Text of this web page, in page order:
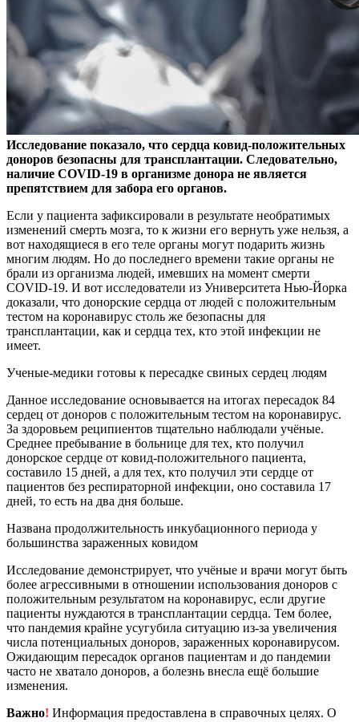
Исследование показало, что сердца ковид-положительных
доноров безопасны для трансплантации. Следовательно,
наличие COVID-19 в организме донора не является
препятствием для забора его органов.
Если у пациента зафиксировали в результате необратимых
изменений смерть мозга, то к жизни его вернуть уже нельзя, а
вот находящиеся в его теле органы могут подарить жизнь
многим людям. Но до последнего времени такие органы не
брали из организма людей, имевших на момент смерти
COVID-19. И вот исследователи из Университета Нью-Йорка
доказали, что донорские сердца от людей с положительным
тестом на коронавирус столь же безопасны для
трансплантации, как и сердца тех, кто этой инфекции не
имеет.
Ученые-медики готовы к пересадке свиных сердец людям
Данное исследование основывается на итогах пересадок 84
сердец от доноров с положительным тестом на коронавирус.
За здоровьем реципиентов тщательно наблюдали учёные.
Среднее пребывание в больнице для тех, кто получил
донорское сердце от ковид-положительного пациента,
составило 15 дней, а для тех, кто получил эти сердце от
пациентов без респираторной инфекции, оно составила 17
дней, то есть на два дня больше.
Названа продолжительность инкубационного периода у
большинства зараженных ковидом
Исследование демонстрирует, что учёные и врачи могут быть
более агрессивными в отношении использования доноров с
положительным результатом на коронавирус, если другие
пациенты нуждаются в трансплантации сердца. Тем более,
что пандемия крайне усугубила ситуацию из-за увеличения
числа потенциальных доноров, зараженных коронавирусом.
Ожидающим пересадок органов пациентам и до пандемии
часто не хватало доноров, а болезнь внесла ещё большие
изменения.
Важно! Информация предоставлена в справочных целях. О